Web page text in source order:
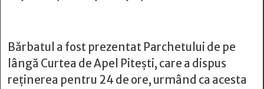
Bărbatul a fost prezentat Parchetului de pe
lângă Curtea de Apel Piteşti, care a dispus
reţinerea pentru 24 de ore, urmând ca acesta